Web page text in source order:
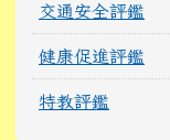
交通安全評鑑
健康促進評鑑
特教評鑑